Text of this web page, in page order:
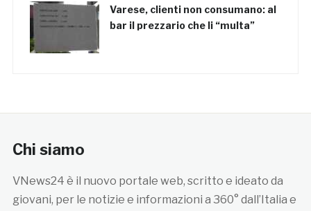
Varese, clienti non consumano: al
bar il prezzario che li “multa”
Chi siamo
VNews24 è il nuovo portale web, scritto e ideato da
giovani, per le notizie e informazioni a 360° dall’Italia e